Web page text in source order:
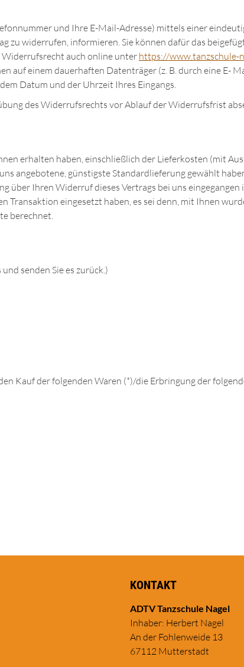
und Ihre E-Mail-Adresse) mittels einer
zu widerrufen, informieren. Sie können dafür das
auch online unter https://www.tanzschule-
auf einem dauerhaften Datenträger (z. B. durch eine E-
Datum und der Uhrzeit Ihres Eingangs.
des Widerrufsrechts vor Ablauf der Widerrufsfrist
erhalten haben, einschließlich der Lieferkosten (mit
angebotene, günstigste Standardlieferung gewählt
über Ihren Widerruf dieses Vertrags bei uns eingegangen
Transaktion eingesetzt haben, es sei denn, mit Ihnen
berechnet.
senden Sie es zurück.)
Kauf der folgenden Waren (*)/die Erbringung der
KONTAKT
ADTV Tanzschule Nagel
Inhaber: Herbert Nagel
An der Fohlenweide 13
67112 Mutterstadt